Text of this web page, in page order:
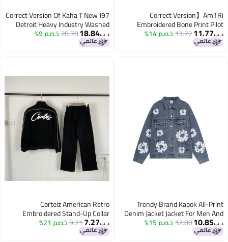
Correct Version】
Embroidered Bone Print
Casual Jacket For Men
Women, Winter Baseball
11.77
13.72خصم 14%
Correct Version Of Kaha T New J97
Detroit Heavy Industry Washed
Jacket American Classic Jacket
Same Style For Men And Women
18.84
20.78خصم 9%
Trendy Brand Kapok All-
Denim Jacket Jacket For Men
Women, High Street
Denim
10.85
12.80خصم 15%
Corteiz American Retro
Embroidered Stand-Up Collar
Fleece-Lined Zipper Jacket High
Street Men'S And Women'S Casual
7.27
9.21خصم 21%